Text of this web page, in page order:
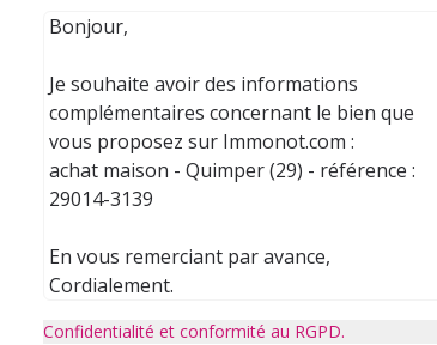
Confidentialité et conformité au RGPD.